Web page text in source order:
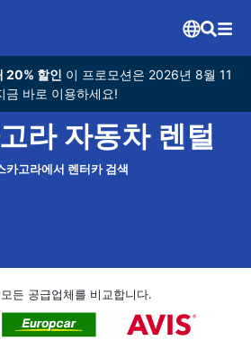
20% 할인 이 프로모션은 2026년 8월 11
금 바로 이용하세요!
라 자동차 렌털
카고라에서 렌터카 검색
든 공급업체를 비교합니다.